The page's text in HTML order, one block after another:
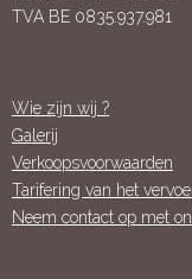
TVA BE 0835.937.981
Wie zijn wij ?
Galerij
Verkoopsvoorwaarden
Tarifering van het
Neem contact op met